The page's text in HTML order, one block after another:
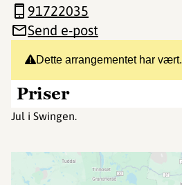
Dette arrangementet har vært.
Priser
Jul i Swingen.
91722035
Send e-post